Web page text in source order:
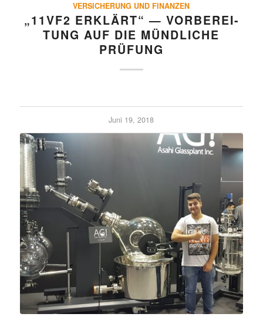
VERSICHERUNG UND FINANZEN
„11VF2 ERKLÄRT“ — VORBE­REI­
TUNG AUF DIE MÜND­LICHE
PRÜFUNG
Juni 19, 2018